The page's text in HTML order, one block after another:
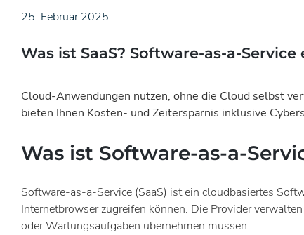
25. Februar 2025
Was ist SaaS? Software-as-a-
Cloud-Anwendungen nutzen, ohne die Cloud selbst
bieten Ihnen Kosten- und Zeitersparnis inklusive
Was ist Software-as-a-
Software-as-a-Service (SaaS) ist ein cloudbasiertes
Internetbrowser zugreifen können. Die Provider
oder Wartungsaufgaben übernehmen müssen.